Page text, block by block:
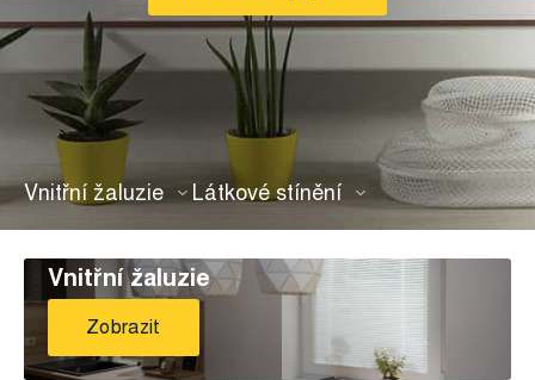
Vnitřní žaluzie Látkové stínění
Vnitřní žaluzie
Zobrazit